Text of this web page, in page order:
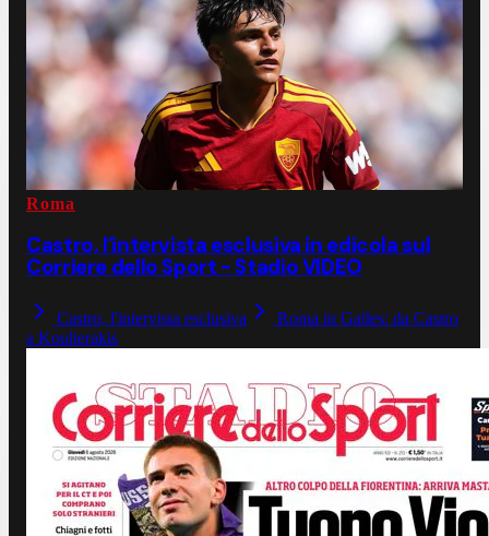
Roma
Castro, l'intervista esclusiva in edicola sul
Corriere dello Sport - Stadio VIDEO
Castro, l'intervista esclusiva
Roma in Galles: da Castro
a Koulierakis